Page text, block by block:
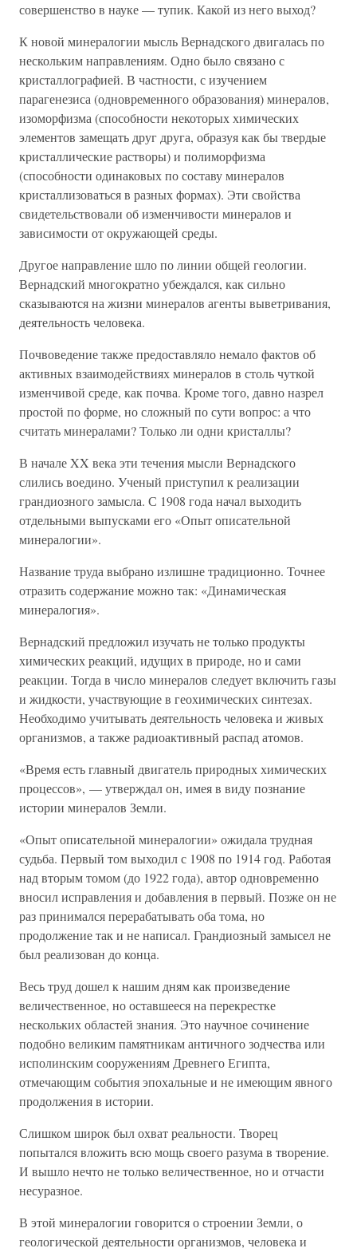
совершенство в науке — тупик. Какой из него выход?
К новой минералогии мысль Вернадского двигалась по
нескольким направлениям. Одно было связано с
кристаллографией. В частности, с изучением
парагенезиса (одновременного образования) минералов,
изоморфизма (способности некоторых химических
элементов замещать друг друга, образуя как бы твердые
кристаллические растворы) и полиморфизма
(способности одинаковых по составу минералов
кристаллизоваться в разных формах). Эти свойства
свидетельствовали об изменчивости минералов и
зависимости от окружающей среды.
Другое направление шло по линии общей геологии.
Вернадский многократно убеждался, как сильно
сказываются на жизни минералов агенты выветривания,
деятельность человека.
Почвоведение также предоставляло немало фактов об
активных взаимодействиях минералов в столь чуткой
изменчивой среде, как почва. Кроме того, давно назрел
простой по форме, но сложный по сути вопрос: а что
считать минералами? Только ли одни кристаллы?
В начале XX века эти течения мысли Вернадского
слились воедино. Ученый приступил к реализации
грандиозного замысла. С 1908 года начал выходить
отдельными выпусками его «Опыт описательной
минералогии».
Название труда выбрано излишне традиционно. Точнее
отразить содержание можно так: «Динамическая
минералогия».
Вернадский предложил изучать не только продукты
химических реакций, идущих в природе, но и сами
реакции. Тогда в число минералов следует включить газы
и жидкости, участвующие в геохимических синтезах.
Необходимо учитывать деятельность человека и живых
организмов, а также радиоактивный распад атомов.
«Время есть главный двигатель природных химических
процессов», — утверждал он, имея в виду познание
истории минералов Земли.
«Опыт описательной минералогии» ожидала трудная
судьба. Первый том выходил с 1908 по 1914 год. Работая
над вторым томом (до 1922 года), автор одновременно
вносил исправления и добавления в первый. Позже он не
раз принимался перерабатывать оба тома, но
продолжение так и не написал. Грандиозный замысел не
был реализован до конца.
Весь труд дошел к нашим дням как произведение
величественное, но оставшееся на перекрестке
нескольких областей знания. Это научное сочинение
подобно великим памятникам античного зодчества или
исполинским сооружениям Древнего Египта,
отмечающим события эпохальные и не имеющим явного
продолжения в истории.
Слишком широк был охват реальности. Творец
попытался вложить всю мощь своего разума в творение.
И вышло нечто не только величественное, но и отчасти
несуразное.
В этой минералогии говорится о строении Земли, о
геологической деятельности организмов, человека и